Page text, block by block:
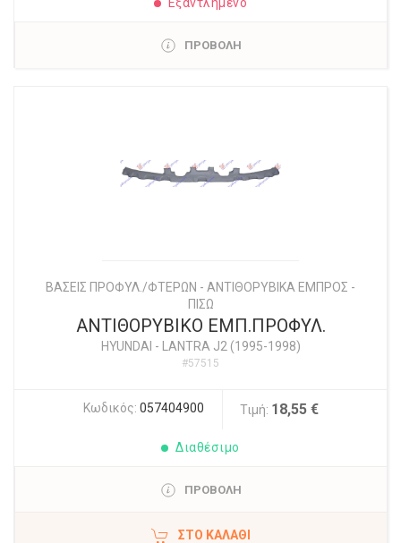
ΠΡΟΒΟΛΗ
ΒΑΣΕΙΣ ΠΡΟΦΥΛ./ΦΤΕΡΩΝ - ΑΝΤΙΘΟΡΥΒΙΚΑ ΕΜΠΡΟΣ -
ΠΙΣΩ
ΑΝΤΙΘΟΡΥΒΙΚΟ ΕΜΠ.ΠΡΟΦΥΛ.
HYUNDAI - LANTRA J2 (1995-1998)
#57515
Κωδικός: 057404900 Τιμή: 18,55 €
Διαθέσιμο
ΠΡΟΒΟΛΗ
ΣΤΟ ΚΑΛΆΘΙ